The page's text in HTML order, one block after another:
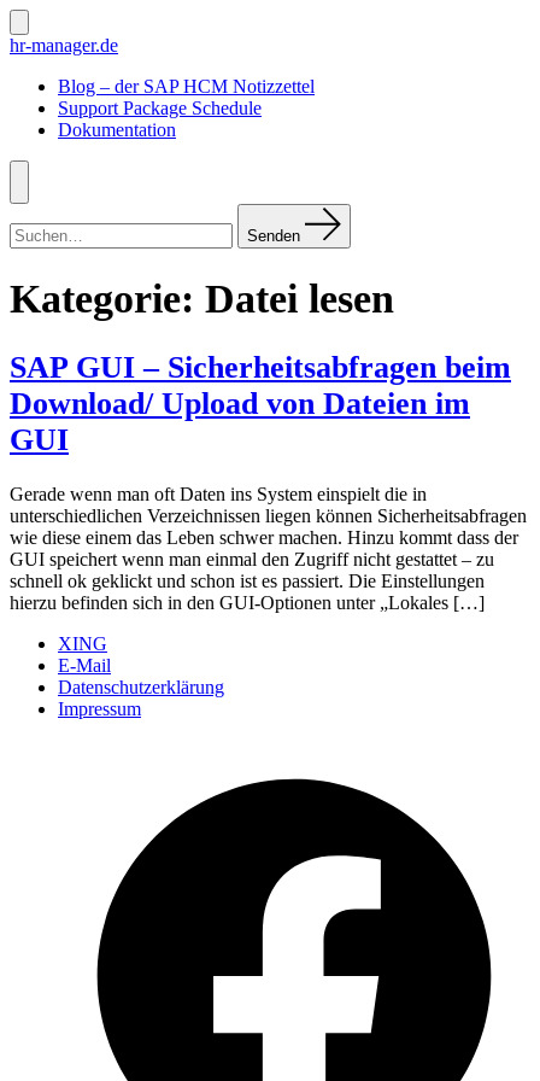
Zum
Inhalt
Suche
ein-/ausblenden
hr-manager.de
Blog – der SAP HCM Notizzettel
Support Package Schedule
Dokumentation
Menü
nach:
Senden
Kategorie: Datei lesen
SAP GUI – Sicherheitsabfragen beim
Download/ Upload von Dateien im
GUI
Gerade wenn man oft Daten ins System einspielt die in
unterschiedlichen Verzeichnissen liegen können Sicherheitsabfragen
wie diese einem das Leben schwer machen. Hinzu kommt dass der
GUI speichert wenn man einmal den Zugriff nicht gestattet – zu
schnell ok geklickt und schon ist es passiert. Die Einstellungen
hierzu befinden sich in den GUI-Optionen unter „Lokales […]
XING
E-Mail
Datenschutzerklärung
Impressum